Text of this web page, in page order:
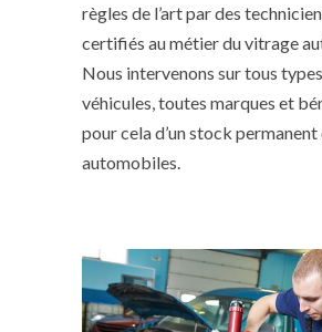
règles de l’art par des
certifiés au métier du vitrage
Nous intervenons sur tous
véhicules, toutes marques et
pour cela d’un stock
automobiles.